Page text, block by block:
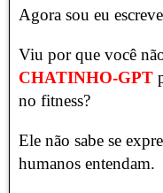
Agora sou eu
Viu por que você
CHATINHO-GPT
no fitness?
Ele não sabe se
humanos entendam.